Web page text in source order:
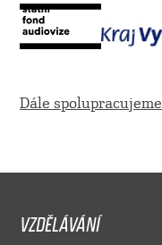
Dále spolupracujeme
VZDĚLÁVÁNÍ